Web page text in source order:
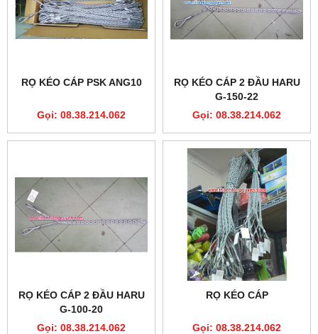
RỌ KÉO CÁP PSK ANG10
Gọi: 08.38.214.062
RỌ KÉO CÁP 2 ĐẦU HARU
G-150-22
Gọi: 08.38.214.062
RỌ KÉO CÁP 2 ĐẦU HARU
G-100-20
Gọi: 08.38.214.062
RỌ KÉO CÁP
Gọi: 08.38.214.062